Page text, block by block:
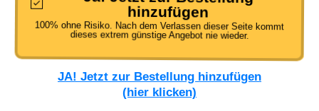
hinzufügen
100% ohne Risiko. Nach dem Verlassen dieser Seite kommt
dieses extrem günstige Angebot nie wieder.
JA! Jetzt zur Bestellung hinzufügen
(hier klicken)